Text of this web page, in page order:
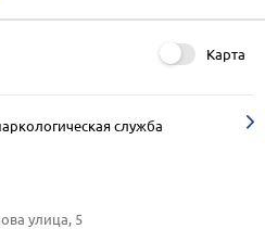
Карта
служба
улица, 5